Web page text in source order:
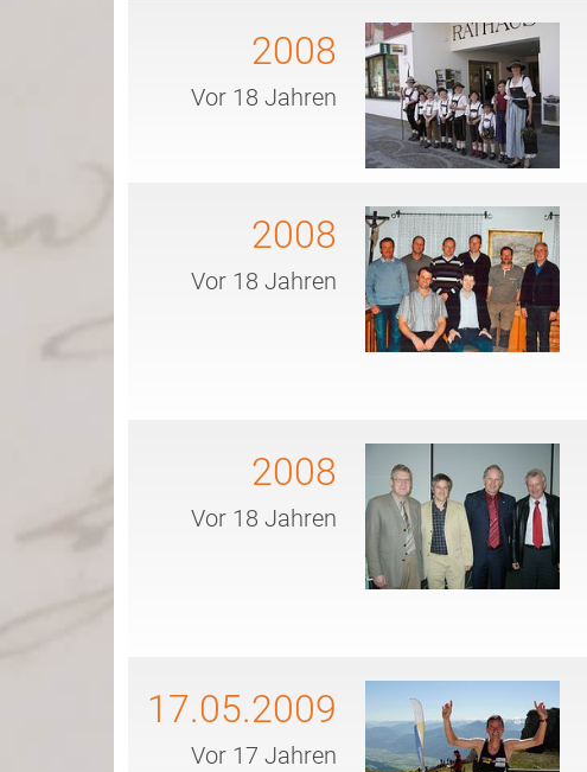
2008
Vor 18 Jahren
2008
Vor 18 Jahren
2008
Vor 18 Jahren
17.05.2009
Vor 17 Jahren